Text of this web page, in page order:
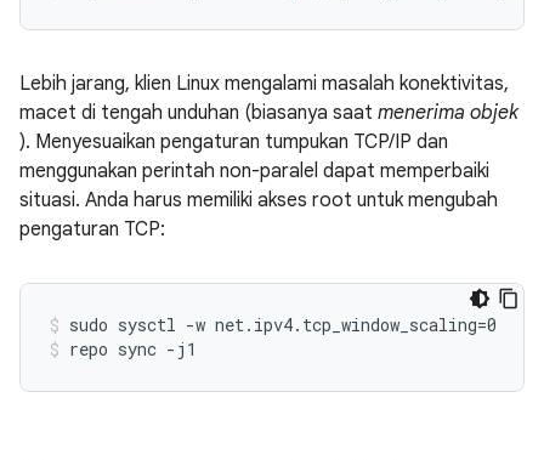
Lebih jarang, klien Linux mengalami masalah konektivitas,
macet di tengah unduhan (biasanya saat menerima objek
). Menyesuaikan pengaturan tumpukan TCP/IP dan
menggunakan perintah non-paralel dapat memperbaiki
situasi. Anda harus memiliki akses root untuk mengubah
pengaturan TCP:
sudo sysctl -w net.ipv4.tcp_window_scaling=0
repo sync -j1